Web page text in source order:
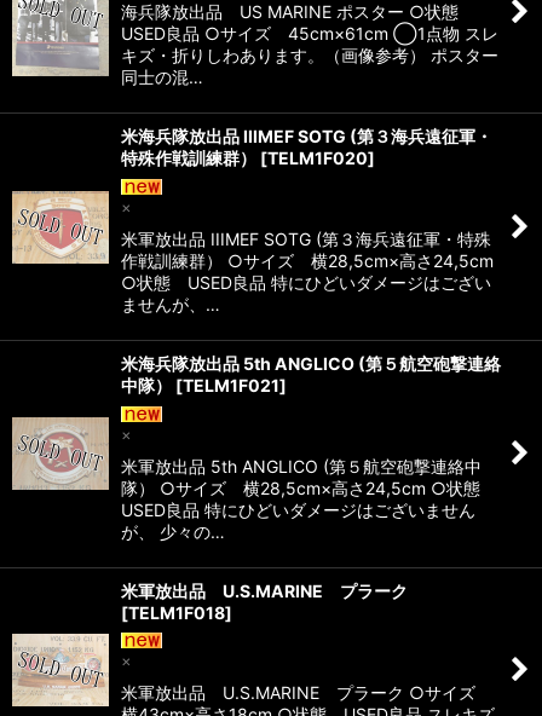
海兵隊放出品 US MARINE ポスター ○状態
USED良品 ○サイズ 45cm×61cm ◯1点物 スレ
キズ・折りしわあります。（画像参考） ポスター
同士の混…
米海兵隊放出品 IIIMEF SOTG (第３海兵遠征軍・
特殊作戦訓練群）
[TELM1F020]
×
米軍放出品 IIIMEF SOTG (第３海兵遠征軍・特殊
作戦訓練群） ○サイズ 横28,5cm×高さ24,5cm
○状態 USED良品 特にひどいダメージはござい
ませんが、…
米海兵隊放出品 5th ANGLICO (第５航空砲撃連絡
中隊）
[TELM1F021]
×
米軍放出品 5th ANGLICO (第５航空砲撃連絡中
隊） ○サイズ 横28,5cm×高さ24,5cm ○状態
USED良品 特にひどいダメージはございません
が、 少々の…
米軍放出品 U.S.MARINE プラーク
[TELM1F018]
×
米軍放出品 U.S.MARINE プラーク ○サイズ